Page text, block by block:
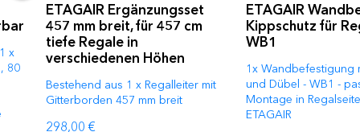
x
80
ETAGAIR Ergänzungsset
457 mm breit, für 457 cm
tiefe Regale in
verschiedenen Höhen
Bestehend aus 1 x Regalleiter mit
Gitterborden 457 mm breit
298,00 €
ETAGAIR
Kippschutz für
WB1
1x Wandbefestigung
und Dübel - WB1 -
Montage in
ETAGAIR